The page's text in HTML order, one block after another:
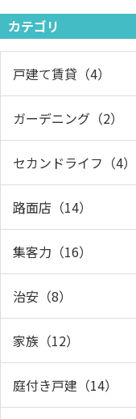
カテゴリ
戸建て賃貸（4）
ガーデニング（2）
セカンドライフ（4）
路面店（14）
集客力（16）
治安（8）
家族（12）
庭付き戸建（14）